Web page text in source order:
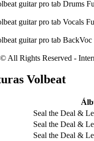
All Rights Reserved -
Volbeat
Seal the Deal &
Seal the Deal &
Seal the Deal &